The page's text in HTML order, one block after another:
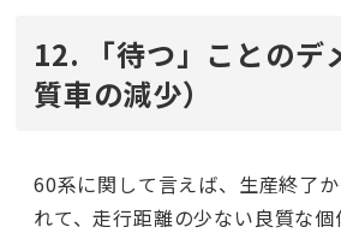
12. 「待つ」ことのデ
質車の減少）
60系に関して言えば、生産終了
れて、走行距離の少ない良質な